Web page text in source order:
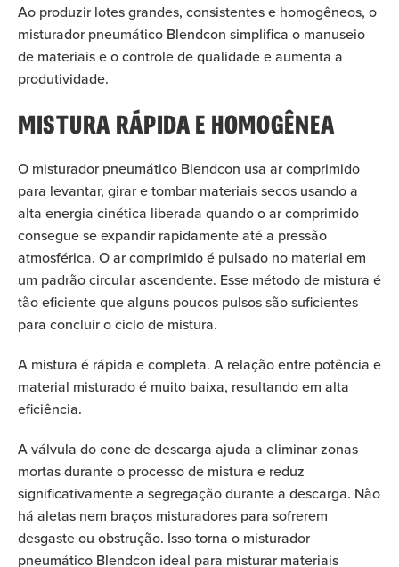
Ao produzir lotes grandes, consistentes e homogêneos, o
misturador pneumático Blendcon simplifica o manuseio
de materiais e o controle de qualidade e aumenta a
produtividade.
MISTURA RÁPIDA E HOMOGÊNEA
O misturador pneumático Blendcon usa ar comprimido
para levantar, girar e tombar materiais secos usando a
alta energia cinética liberada quando o ar comprimido
consegue se expandir rapidamente até a pressão
atmosférica. O ar comprimido é pulsado no material em
um padrão circular ascendente. Esse método de mistura é
tão eficiente que alguns poucos pulsos são suficientes
para concluir o ciclo de mistura.
A mistura é rápida e completa. A relação entre potência e
material misturado é muito baixa, resultando em alta
eficiência.
A válvula do cone de descarga ajuda a eliminar zonas
mortas durante o processo de mistura e reduz
significativamente a segregação durante a descarga. Não
há aletas nem braços misturadores para sofrerem
desgaste ou obstrução. Isso torna o misturador
pneumático Blendcon ideal para misturar materiais